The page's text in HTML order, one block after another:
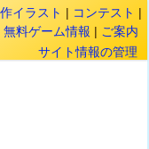
イラスト | コンテスト |
無料ゲーム情報 | ご案内
サイト情報の管理